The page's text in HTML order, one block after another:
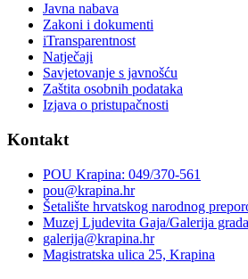
Javna nabava
Zakoni i dokumenti
iTransparentnost
Natječaji
Savjetovanje s javnošću
Zaštita osobnih podataka
Izjava o pristupačnosti
Kontakt
POU Krapina: 049/370-561
pou@krapina.hr
Šetalište hrvatskog narodnog
Muzej Ljudevita Gaja/Galerija
galerija@krapina.hr
Magistratska ulica 25, Krapina